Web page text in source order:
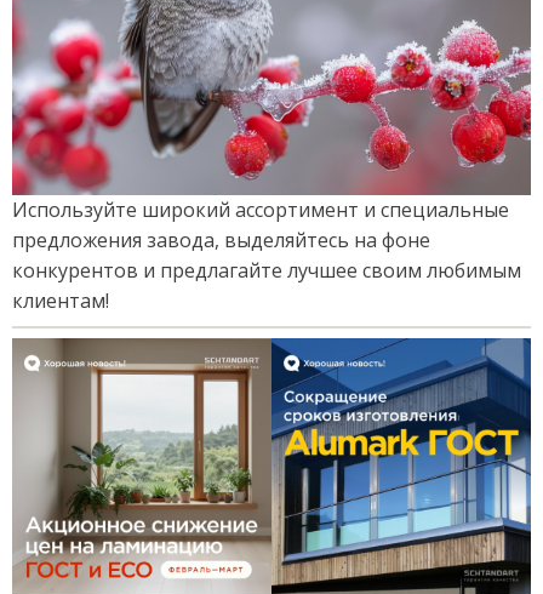
Используйте широкий ассортимент и специальные
предложения завода, выделяйтесь на фоне
конкурентов и предлагайте лучшее своим любимым
клиентам!